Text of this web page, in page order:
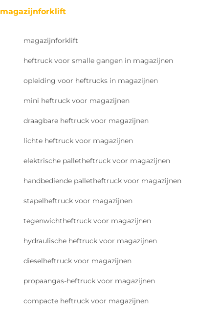
magazijnforklift
magazijnforklift
heftruck voor smalle gangen in magazijnen
opleiding voor heftrucks in magazijnen
mini heftruck voor magazijnen
draagbare heftruck voor magazijnen
lichte heftruck voor magazijnen
elektrische palletheftruck voor magazijnen
handbediende palletheftruck voor magazijnen
stapelheftruck voor magazijnen
tegenwichtheftruck voor magazijnen
hydraulische heftruck voor magazijnen
dieselheftruck voor magazijnen
propaangas-heftruck voor magazijnen
compacte heftruck voor magazijnen